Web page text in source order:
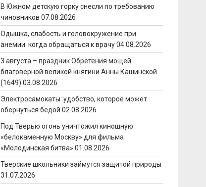
В Южном детскую горку снесли по требованию
чиновников 07.08.2026
Одышка, слабость и головокружение при
анемии: когда обращаться к врачу 04.08.2026
3 августа – праздник Обретения мощей
благоверной великой княгини Анны Кашинской
(1649) 03.08.2026
Электросамокаты: удобство, которое может
обернуться бедой 02.08.2026
Под Тверью огонь уничтожил киношную
«белокаменную Москву» для фильма
«Молодинская битва» 01.08.2026
Тверские школьники займутся защитой природы
31.07.2026